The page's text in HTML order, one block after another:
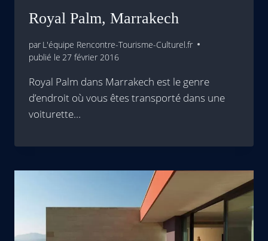
Royal Palm, Marrakech
par L'équipe Rencontre-Tourisme-Culturel.fr
publié le 27 février 2016
Royal Palm dans Marrakech est le genre
d’endroit où vous êtes transporté dans une
voiturette…